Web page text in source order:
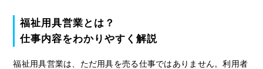
福祉用具営業とは？
仕事内容をわかりやすく解説
福祉用具営業は、ただ用具を売る仕事ではありません。利用者